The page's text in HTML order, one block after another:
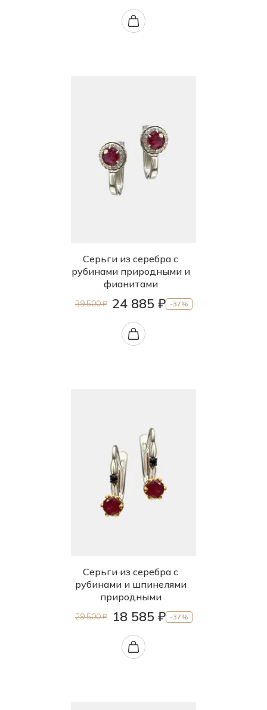
Серьги из серебра с
рубинами природными и
фианитами
39 500 ₽ 24 885 ₽ -37%
Серьги из серебра с
рубинами и шпинелями
природными
29 500 ₽ 18 585 ₽ -37%